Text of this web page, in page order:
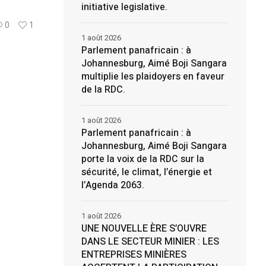
0 1
initiative legislative.
Parlement panafricain : à
Johannesburg, Aimé Boji Sangara
multiplie les plaidoyers en faveur
de la RDC.
1 août 2026
Parlement panafricain : à
Johannesburg, Aimé Boji Sangara
porte la voix de la RDC sur la
sécurité, le climat, l’énergie et
l’Agenda 2063.
1 août 2026
UNE NOUVELLE ÈRE S’OUVRE
DANS LE SECTEUR MINIER : LES
ENTREPRISES MINIÈRES
1 août 2026